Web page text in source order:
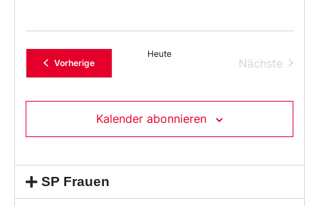
VorherigeVeranstaltungen
Heute
Nächste
Kalender abonnieren
SP Frauen